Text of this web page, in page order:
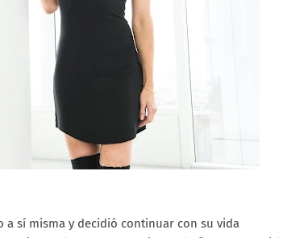
a sí misma y decidió continuar con su vida